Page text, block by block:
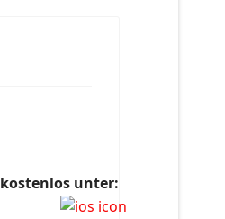
kostenlos unter: